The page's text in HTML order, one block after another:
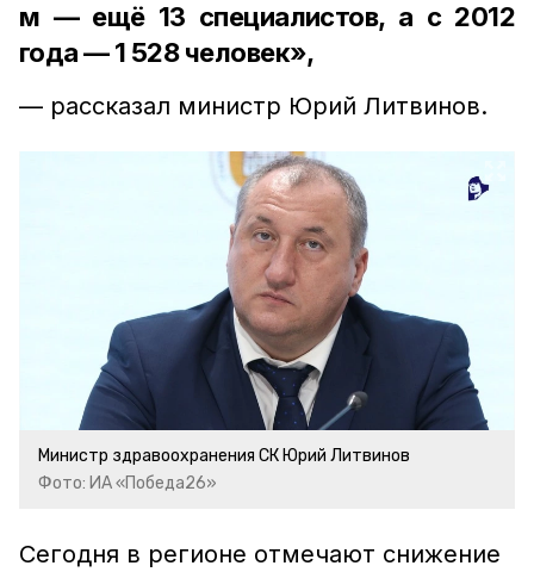
м — ещё 13 специалистов, а с 2012
года — 1 528 человек»,
— рассказал министр Юрий Литвинов.
Министр здравоохранения СК Юрий Литвинов
Фото: ИА «Победа26»
Сегодня в регионе отмечают снижение